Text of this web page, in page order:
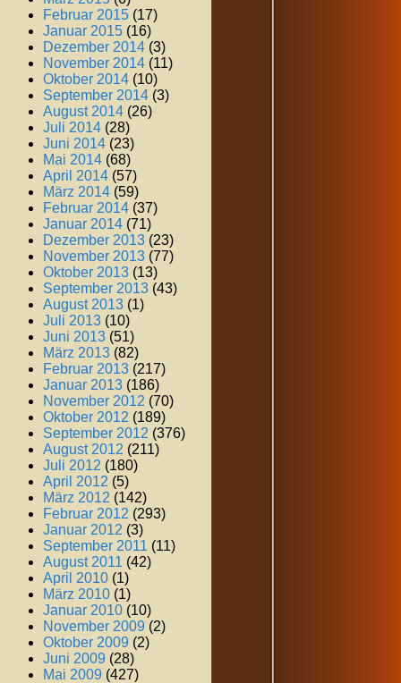
Februar 2015 (17)
Januar 2015 (16)
Dezember 2014 (3)
November 2014 (11)
Oktober 2014 (10)
September 2014 (3)
August 2014 (26)
Juli 2014 (28)
Juni 2014 (23)
Mai 2014 (68)
April 2014 (57)
März 2014 (59)
Februar 2014 (37)
Januar 2014 (71)
Dezember 2013 (23)
November 2013 (77)
Oktober 2013 (13)
September 2013 (43)
August 2013 (1)
Juli 2013 (10)
Juni 2013 (51)
März 2013 (82)
Februar 2013 (217)
Januar 2013 (186)
November 2012 (70)
Oktober 2012 (189)
September 2012 (376)
August 2012 (211)
Juli 2012 (180)
April 2012 (5)
März 2012 (142)
Februar 2012 (293)
Januar 2012 (3)
September 2011 (11)
August 2011 (42)
April 2010 (1)
März 2010 (1)
Januar 2010 (10)
November 2009 (2)
Oktober 2009 (2)
Juni 2009 (28)
Mai 2009 (427)